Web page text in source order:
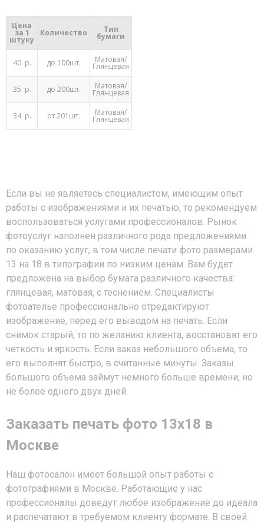
Цена
за 1
штуку
Количество Тип
бумаги
40 р. до 100шт. Матовая/
Глянцевая
35 р. до 200шт. Матовая/
Глянцевая
34 р. от 201шт. Матовая/
Глянцевая
Если вы не являетесь специалистом, имеющим опыт
работы с изображениями и их печатью, то рекомендуем
воспользоваться услугами профессионалов. Рынок
фотоуслуг наполнен различного рода предложениями
по оказанию услуг, в том числе печати фото размерами
13 на 18 в типографии по низким ценам. Вам будет
предложена на выбор бумага различного качества:
глянцевая, матовая, с теснением. Специалисты
фотоателье профессионально отредактируют
изображение, перед его выводом на печать. Если
снимок старый, то по желанию клиента, восстановят его
четкость и яркость. Если заказ небольшого объема, то
его выполнят быстро, в считанные минуты. Заказы
большого объема займут немного больше времени, но
не более одного двух дней.
Заказать печать фото 13х18 в
Москве
Наш фотосалон имеет большой опыт работы с
фотографиями в Москве. Работающие у нас
профессионалы доведут любое изображение до идеала
и распечатают в требуемом клиенту формате. В своей